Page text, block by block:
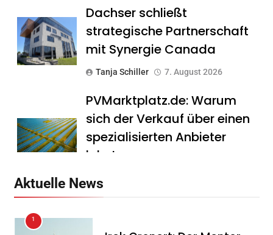
Dachser schließt
strategische Partnerschaft
mit Synergie Canada
Tanja Schiller 7. August 2026
PVMarktplatz.de: Warum
sich der Verkauf über einen
spezialisierten Anbieter
lohnt
Aktuelle News
1